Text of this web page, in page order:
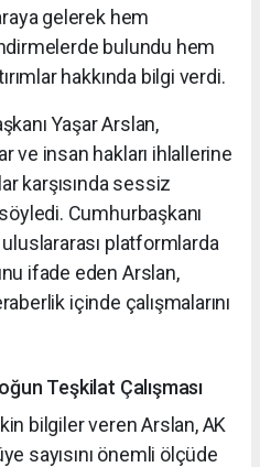
gelerek hem
bulundu hem
hakkında bilgi verdi.
Yaşar Arslan,
ve insan hakları ihlallerine
karşısında sessiz
Cumhurbaşkanı
uluslararası platformlarda
ifade eden Arslan,
içinde çalışmalarını
Teşkilat Çalışması
bilgiler veren Arslan, AK
sayısını önemli ölçüde